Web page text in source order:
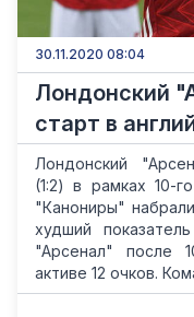
30.11.2020 08:04
Лондонский
старт в
Лондонский
(1:2) в рамках 10-
"Канониры"
худший
"Арсенал" после
активе 12 очков.